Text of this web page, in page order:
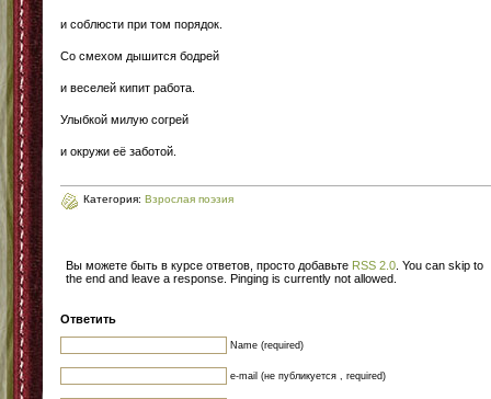
и соблюсти при том порядок.
Со смехом дышится бодрей
и веселей кипит работа.
Улыбкой милую согрей
и окружи её заботой.
Категория: Взрослая поэзия
Вы можете быть в курсе ответов, просто добавьте RSS 2.0 . You can skip to
the end and leave a response. Pinging is currently not allowed.
Ответить
Name (required)
e-mail (не публикуется , required)